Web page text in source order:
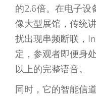
的2.6倍。在电子设
像大型展馆，传统
扰出现串频断联，
定，参观者即便身
以上的完整语音。
同时，它的智能信